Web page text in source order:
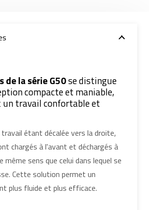
de la série G50se distingue
compacte et maniable,
travail confortable et
étant décalée vers la droite,
chargés à l'avant et déchargés à
même sens que celui dans lequel se
Cette solution permet un
plus fluide et plus efficace.